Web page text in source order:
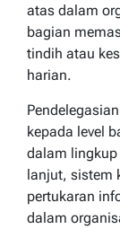
atas dalam
bagian
tindih atau
harian.
kepada level
dalam
lanjut, sistem
pertukaran
dalam